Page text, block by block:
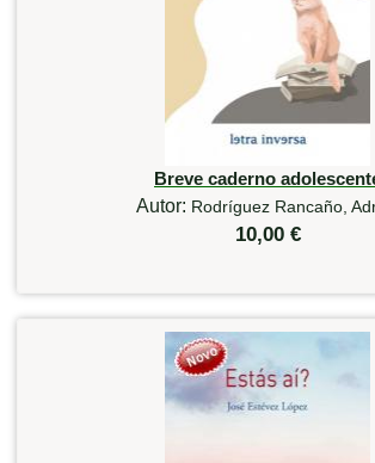
Breve caderno
Autor: Rodríguez Rancaño,
10,00 €